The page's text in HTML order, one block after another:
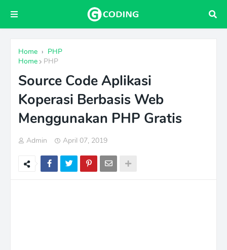
Home › PHP
Home
PHP
Source Code Aplikasi
Koperasi Berbasis Web
Menggunakan PHP Gratis
Admin April 07, 2019